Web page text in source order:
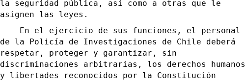
la seguridad pública, así como a otras que le
asignen las leyes.
En el ejercicio de sus funciones, el personal
de la Policía de Investigaciones de Chile deberá
respetar, proteger y garantizar, sin
discriminaciones arbitrarias, los derechos humanos
y libertades reconocidos por la Constitución